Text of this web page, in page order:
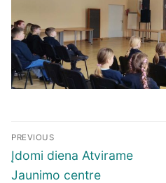
Navigacija
tarp
įrašų
PREVIOUS
Previous
post:
Įdomi diena Atvirame
Jaunimo centre